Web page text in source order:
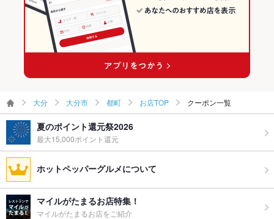
都町のグルメランキング
都町の創作料理ランキング
大分 大分市 都町 お店TOP クーポン一覧
夏のポイント還元祭2026
最大15,000ポイント還元
ホットペッパーグルメについて
マイルがたまるお店特集！
マイルがたまるお店をご紹介